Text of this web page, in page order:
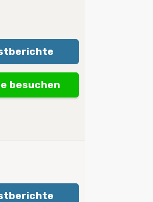
besuchen